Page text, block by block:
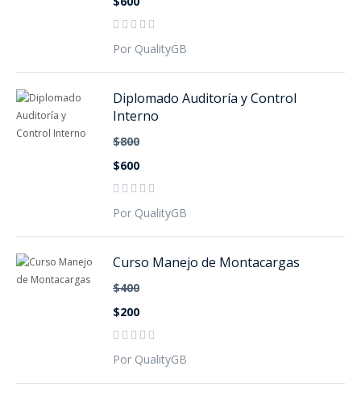
Por QualityGB
Diplomado Auditoría y Control
Interno
$800
$600
Por QualityGB
Curso Manejo de Montacargas
$400
$200
Por QualityGB